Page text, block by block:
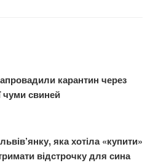
карантин через
чуми свиней
яка хотіла «купити»
відстрочку для сина